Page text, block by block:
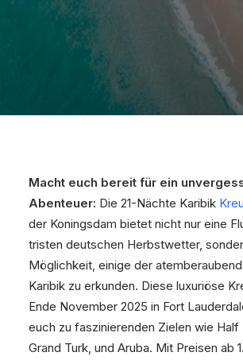
Macht euch bereit für ein
Abenteuer: Die 21-Nächte Karibik
der Koningsdam bietet nicht nur eine
tristen deutschen Herbstwetter,
Möglichkeit, einige der
Karibik zu erkunden. Diese luxuriöse
Ende November 2025 in Fort
euch zu faszinierenden Zielen wie Half
Grand Turk, und Aruba. Mit Preisen ab